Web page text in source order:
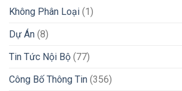
Không Phân Loại (1)
Dự Án (8)
Tin Tức Nội Bộ (77)
Công Bố Thông Tin (356)